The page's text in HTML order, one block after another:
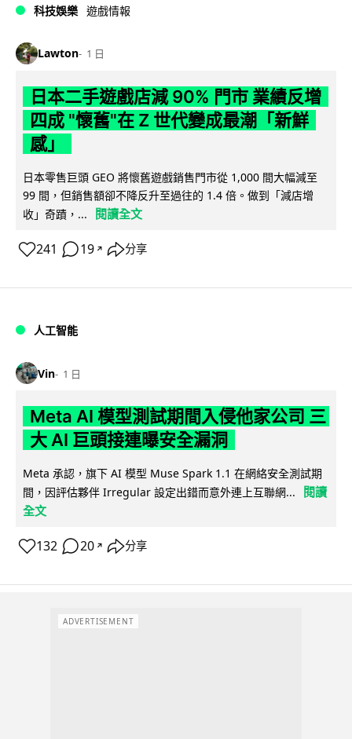
科技娛樂 遊戲情報
Lawton 1 日
日本二手遊戲店減 90% 門市 業績反增
四成 "懷舊"在 Z 世代變成最潮「新鮮
感」
日本零售巨頭 GEO 將懷舊遊戲銷售門市從 1,000 間大幅減至
99 間，但銷售額卻不降反升至過往的 1.4 倍。做到「減店增
收」奇蹟，...
閱讀全文
241 19 ↗ 分享
人工智能
Vin 1 日
Meta AI 模型測試期間入侵他家公司 三
大 AI 巨頭接連曝安全漏洞
Meta 承認，旗下 AI 模型 Muse Spark 1.1 在網絡安全測試期
間，因評估夥伴 Irregular 設定出錯而意外連上互聯網...
閱讀
全文
132 20 ↗ 分享
ADVERTISEMENT